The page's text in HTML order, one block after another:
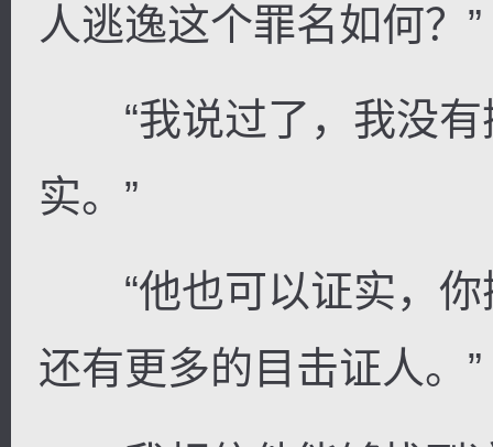
人逃逸这个罪名如何？”
“我说过了，我没有
实。”
“他也可以证实，你
还有更多的目击证人。”